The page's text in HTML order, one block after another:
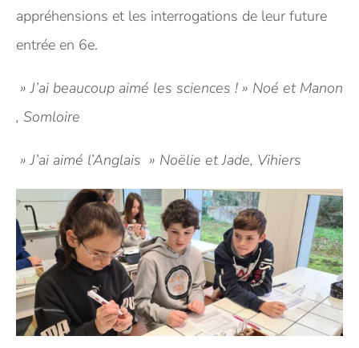
appréhensions et les interrogations de leur future
entrée en 6e.
» J’ai beaucoup aimé les sciences ! » Noé et Manon
, Somloire
» J’ai aimé l’Anglais » Noëlie et Jade, Vihiers